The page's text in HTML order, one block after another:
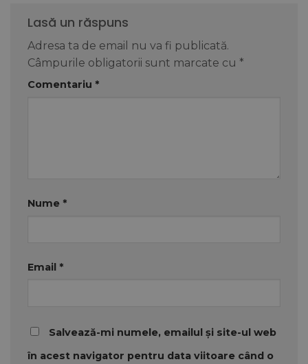
Lasă un răspuns
Adresa ta de email nu va fi publicată.
Câmpurile obligatorii sunt marcate cu *
Comentariu *
Nume *
Email *
Salvează-mi numele, emailul și site-ul web
în acest navigator pentru data viitoare când o